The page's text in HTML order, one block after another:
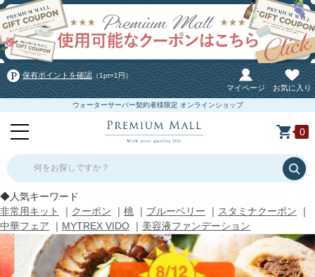
保有ポイントを確認 （1pt=1円）
マイページ お気に入り
ウォーターサーバー契約者様限定 オンラインショップ
0
何をお探しですか？
◆人気キーワード
非常用キット
｜ クーポン ｜ 桃 ｜ ブルーベリー ｜ スタミナクーポン ｜
中華フェア ｜ MYTREX VIDO ｜ 美容液ファンデーション